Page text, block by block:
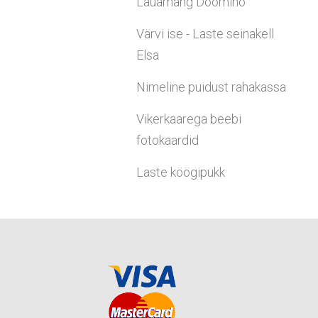
Värvi ise - Laste seinakell
Elsa
Nimeline puidust rahakassa
Vikerkaarega beebi
fotokaardid
Laste köögipukk